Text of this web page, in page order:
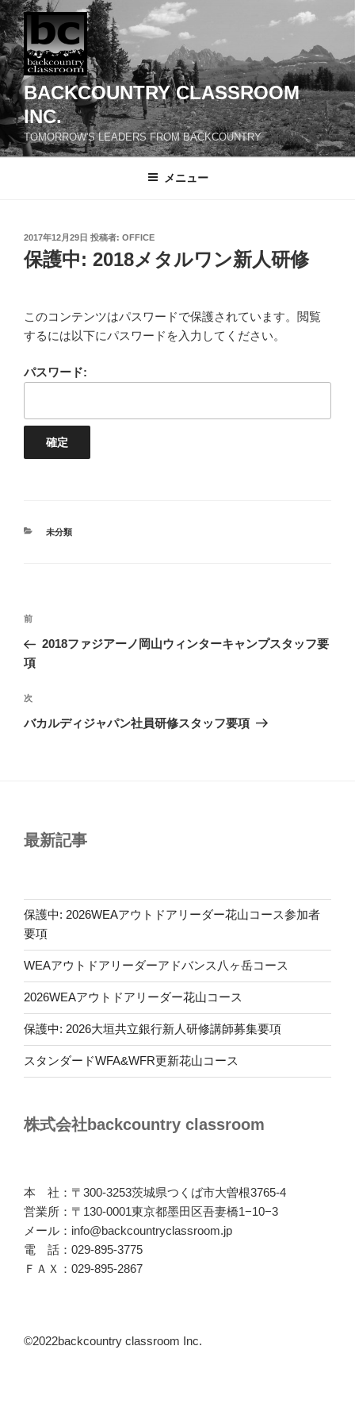
コ
ン
テ
ン
ツ
へ
ス
キ
ッ
BACKCOUNTRY CLASSROOM
INC.
TOMORROW'S LEADERS FROM BACKCOUNTRY
メニュー
投
稿
日:
2017年12月29日 投稿者: OFFICE
保護中: 2018メタルワン新人研修
このコンテンツはパスワードで保護されています。閲覧
するには以下にパスワードを入力してください。
パスワード:
カ
未分類
投
ナ
ゲ
ー
前
の
投
前
2018ファジアーノ岡山ウィンターキャンプスタッフ要
項
次
の
次
バカルディジャパン社員研修スタッフ要項
最新記事
保護中: 2026WEAアウトドアリーダー花山コース参加者
要項
WEAアウトドアリーダーアドバンス八ヶ岳コース
2026WEAアウトドアリーダー花山コース
保護中: 2026大垣共立銀行新人研修講師募集要項
スタンダードWFA&WFR更新花山コース
株式会社backcountry classroom
本 社：〒300-3253茨城県つくば市大曽根3765-4
営業所：〒130-0001東京都墨田区吾妻橋1−10−3
メール：info@backcountryclassroom.jp
電 話：029-895-3775
ＦＡＸ：029-895-2867
©2022backcountry classroom Inc.